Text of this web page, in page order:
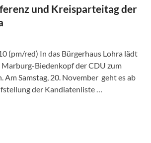
und Kreisparteitag der
(pm/red) In das Bürgerhaus Lohra lädt
Biedenkopf der CDU zum
Am Samstag, 20. November geht es ab
der Kandiatenliste …